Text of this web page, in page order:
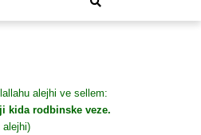
alejhi ve sellem:
kida rodbinske veze.
alejhi)